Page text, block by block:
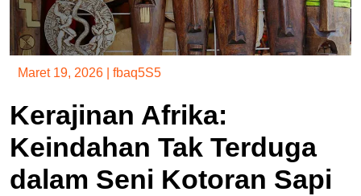
Maret 19, 2026 fbaq5S5
Kerajinan Afrika:
Keindahan Tak Terduga
dalam Seni Kotoran Sapi